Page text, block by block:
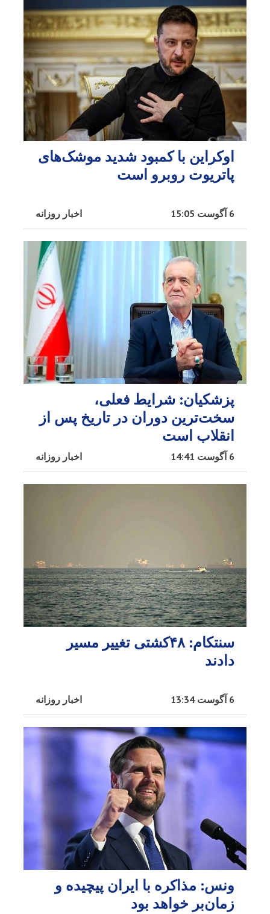
اوکراین با کمبود شدید موشک‌های
پاتریوت روبرو است
اخبار روزانه 6 آگوست 15:05
پزشکیان: شرایط فعلی،
سخت‌ترین دوران در تاریخ پس از
انقلاب است
اخبار روزانه 6 آگوست 14:41
سنتکام: ۴۸کشتی تغییر مسیر
دادند
اخبار روزانه 6 آگوست 13:34
ونس: مذاکره با ایران پیچیده و
زمان‌بر خواهد بود